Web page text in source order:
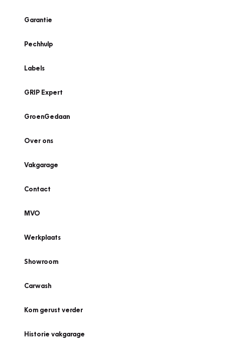
Garantie
Pechhulp
Labels
GRIP Expert
GroenGedaan
Over ons
Vakgarage
Contact
MVO
Werkplaats
Showroom
Carwash
Kom gerust verder
Historie vakgarage